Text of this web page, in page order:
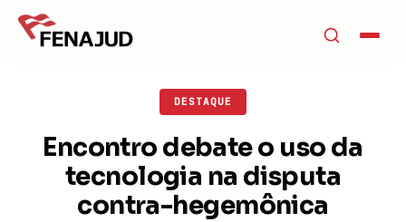
DESTAQUE
Encontro debate o uso da
tecnologia na disputa
contra-hegemônica